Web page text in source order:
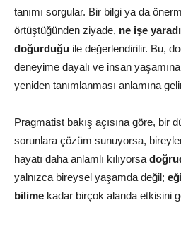
tanımı sorgular. Bir bilgi ya da
örtüştüğünden ziyade, ne işe
doğurduğu ile değerlendirilir. Bu,
deneyime dayalı ve insan
yeniden tanımlanması anlamına
Pragmatist bakış açısına göre, bir
sorunlara çözüm sunuyorsa,
hayatı daha anlamlı kılıyorsa
yalnızca bireysel yaşamda değil;
bilime kadar birçok alanda etkisini